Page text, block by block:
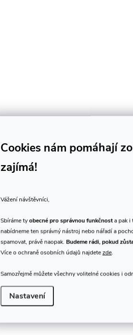
Cookies nám pomáhají
zajímá!
Vážení návštěvníci,
Sbíráme tyobecné pro správnou funkčnosta pak i
nabídneme ten správný nástroj nebo nářadí a
spamovat, právě naopak. Budeme rádi, pokud
Více o ochraně osobních údajů najdetezde.
Samozřejmě můžete všechny volitelné cookies i
Nastavení
s